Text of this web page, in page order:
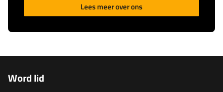
Lees meer over ons
Word lid